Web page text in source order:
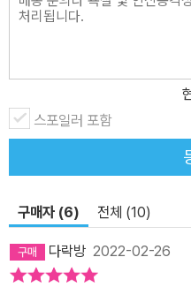
표로 인식되면서 성형외과를 찾
의와 어우러진 성형기술이 거
는 이들을 비난할 수 없다. 그들
이는 것’이 ‘살아남기 위한 가치
단이기 때문이다. 《무엇이 아름
지가 현재 우리 사회를 대변하
언했던 수많은 다이어트와 성형
잠식했고, 미의 기준도 전혀 달
스포일러 포함
구매자 (6) 전체 (10)
다락방 2022-02-26